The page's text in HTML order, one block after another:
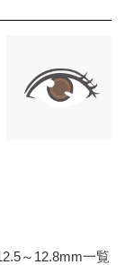
～12.8mm一覧